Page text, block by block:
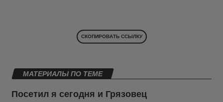
СКОПИРОВАТЬ ССЫЛКУ
МАТЕРИАЛЫ ПО ТЕМЕ
Посетил я сегодня и Грязовец